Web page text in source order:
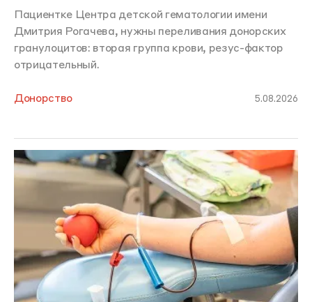
Пациентке Центра детской гематологии имени
Дмитрия Рогачева, нужны переливания донорских
гранулоцитов: вторая группа крови, резус-фактор
отрицательный.
Донорство 5.08.2026